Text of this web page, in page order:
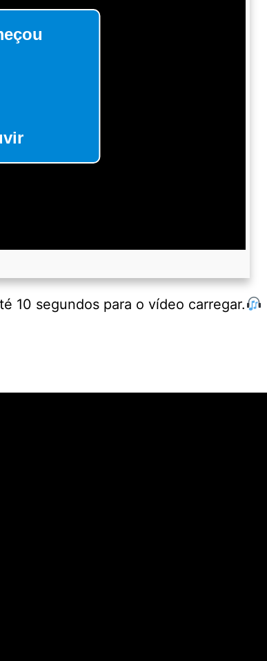
10 segundos para o vídeo carregar.